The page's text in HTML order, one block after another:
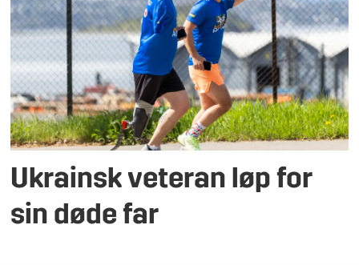
Ukrainsk veteran løp for
sin døde far